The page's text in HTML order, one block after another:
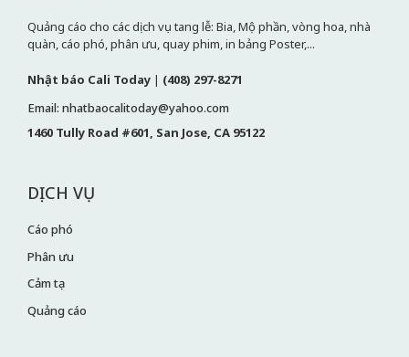
Quảng cáo cho các dịch vụ tang lễ: Bia, Mộ phần, vòng hoa, nhà
quàn, cáo phó, phân ưu, quay phim, in bảng Poster,...
Nhật báo Cali Today | (408) 297-8271
Email: nhatbaocalitoday@yahoo.com
1460 Tully Road #601, San Jose, CA 95122
DỊCH VỤ
Cáo phó
Phân ưu
Cảm tạ
Quảng cáo